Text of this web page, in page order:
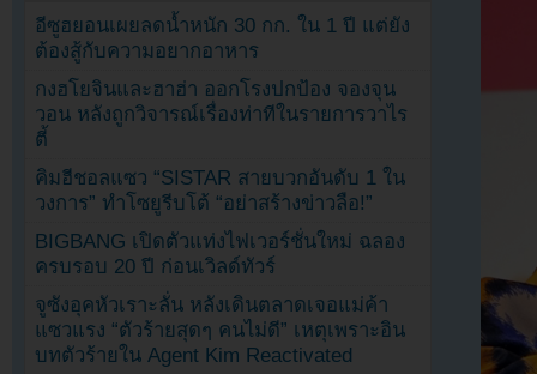
อีซูฮยอนเผยลดน้ำหนัก 30 กก. ใน 1 ปี แต่ยัง
ต้องสู้กับความอยากอาหาร
กงฮโยจินและฮาฮ่า ออกโรงปกป้อง จองจุน
วอน หลังถูกวิจารณ์เรื่องท่าทีในรายการวาไร
ตี้
คิมฮีชอลแซว “SISTAR สายบวกอันดับ 1 ใน
วงการ” ทำโซยูรีบโต้ “อย่าสร้างข่าวลือ!”
BIGBANG เปิดตัวแท่งไฟเวอร์ชั่นใหม่ ฉลอง
ครบรอบ 20 ปี ก่อนเวิลด์ทัวร์
จูซังอุคหัวเราะลั่น หลังเดินตลาดเจอแม่ค้า
แซวแรง “ตัวร้ายสุดๆ คนไม่ดี” เหตุเพราะอิน
บทตัวร้ายใน Agent Kim Reactivated